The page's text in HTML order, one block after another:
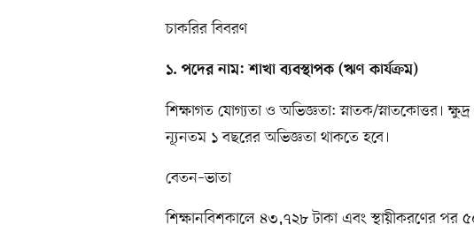
চাকরির বিবরণ
১. পদের নাম: শাখা ব্যবস্থাপক (ঋণ কার্যক্রম)
শিক্ষাগত যোগ্যতা ও অভিজ্ঞতা: স্নাতক/স্নাতকোত্তর। ক্ষুদ্র
ন্যূনতম ১ বছরের অভিজ্ঞতা থাকতে হবে।
বেতন–ভাতা
শিক্ষানবিশকালে ৪৩,৭২৮ টাকা এবং স্থায়ীকরণের পর